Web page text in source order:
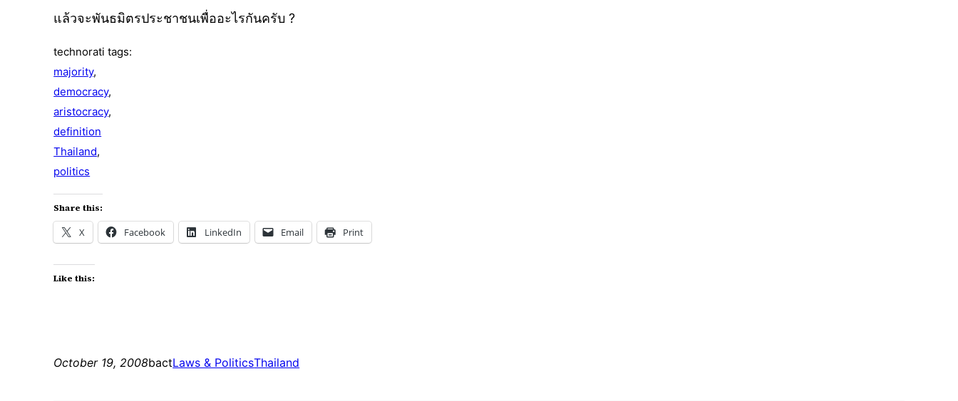
แล้วจะพันธมิตรประชาชนเพื่ออะไรกันครับ ?
technorati tags:
majority,
democracy,
aristocracy,
definition
Thailand,
politics
Share this:
X Facebook LinkedIn Email Print
Like this:
October 19, 2008bactLaws & PoliticsThailand